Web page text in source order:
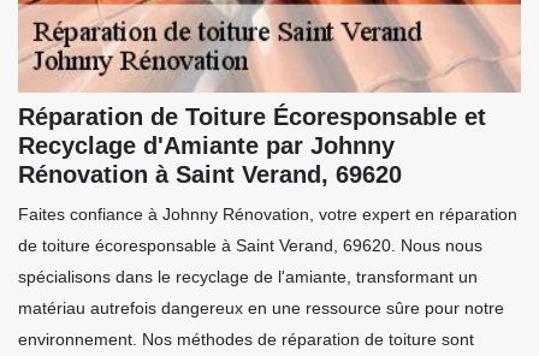
Réparation de Toiture Écoresponsable et
Recyclage d'Amiante par Johnny
Rénovation à Saint Verand, 69620
Faites confiance à Johnny Rénovation, votre expert en réparation
de toiture écoresponsable à Saint Verand, 69620. Nous nous
spécialisons dans le recyclage de l'amiante, transformant un
matériau autrefois dangereux en une ressource sûre pour notre
environnement. Nos méthodes de réparation de toiture sont